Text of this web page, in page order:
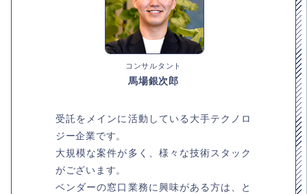
コンサルタント
馬場銀次郎
受託をメインに活動している大手テクノロ
ジー企業です。
大規模な案件が多く、様々な技術スタック
がございます。
ベンダーの窓口業務に興味がある方は、と